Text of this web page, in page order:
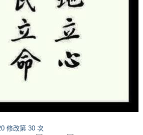
修改第 30 次